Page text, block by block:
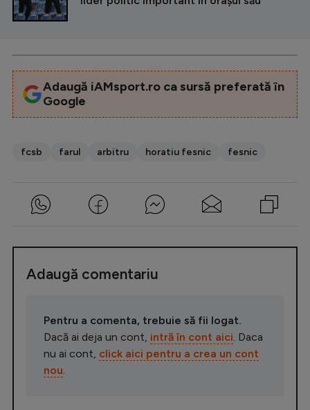
Adaugă iAMsport.ro ca sursă preferată în
Google
fcsb farul arbitru horatiu fesnic fesnic
Adaugă comentariu
Pentru a comenta, trebuie să fii logat.
Dacă ai deja un cont, intră în cont aici . Daca
nu ai cont, click aici pentru a crea un cont
nou